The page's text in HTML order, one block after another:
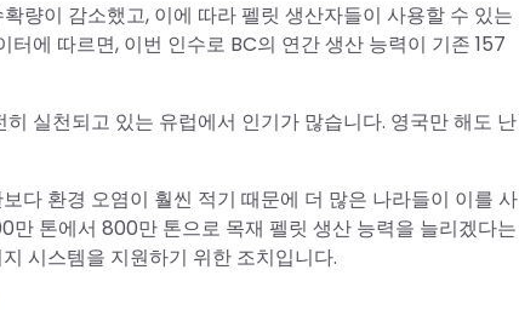
량이 감소했고, 이에 따라 펠릿 생산자들이 사용할 수 있는
에 따르면, 이번 인수로 BC의 연간 생산 능력이 기존 157
실천되고 있는 유럽에서 인기가 많습니다. 영국만 해도 난
다 환경 오염이 훨씬 적기 때문에 더 많은 나라들이 이를 사
톤에서 800만 톤으로 목재 펠릿 생산 능력을 늘리겠다는
시스템을 지원하기 위한 조치입니다.